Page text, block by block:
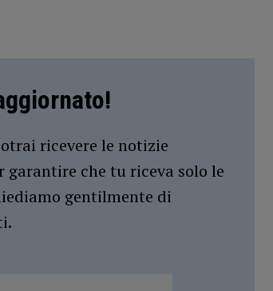
ricevere le notizie
che tu riceva solo le
gentilmente di